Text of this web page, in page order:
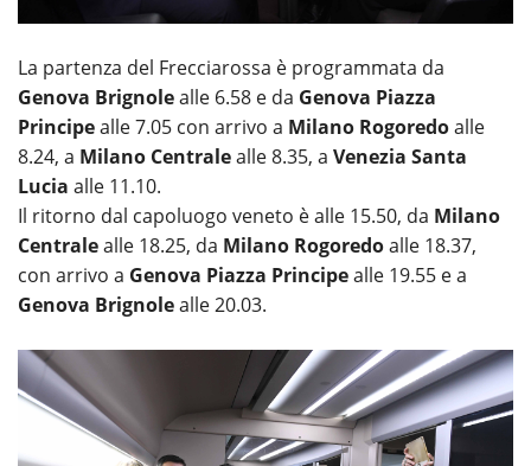
La partenza del Frecciarossa è programmata da
Genova Brignolealle 6.58 e da Genova Piazza
Principealle 7.05 con arrivo a Milano Rogoredoalle
8.24, a Milano Centralealle 8.35, a Venezia Santa
Lucia alle 11.10.
Il ritorno dal capoluogo veneto è alle 15.50, da Milano
Centralealle 18.25, da Milano Rogoredoalle 18.37,
con arrivo a Genova Piazza Principealle 19.55 e a
Genova Brignolealle 20.03.